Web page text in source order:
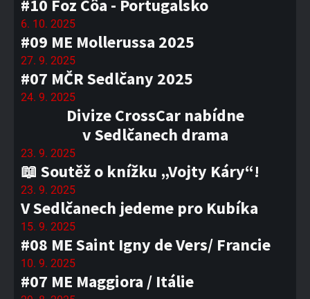
#10 Foz Côa - Portugalsko
6. 10. 2025
#09 ME Mollerussa 2025
27. 9. 2025
#07 MČR Sedlčany 2025
24. 9. 2025
Divize CrossCar nabídne
v Sedlčanech drama
23. 9. 2025
📖 Soutěž o knížku „Vojty Káry“!
23. 9. 2025
V Sedlčanech jedeme pro Kubíka
15. 9. 2025
#08 ME Saint Igny de Vers/ Francie
10. 9. 2025
#07 ME Maggiora / Itálie